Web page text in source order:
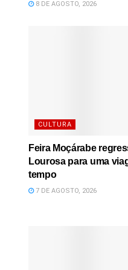
8 DE AGOSTO, 2026
CULTURA
Feira Moçárabe
Lourosa para uma
tempo
7 DE AGOSTO, 2026